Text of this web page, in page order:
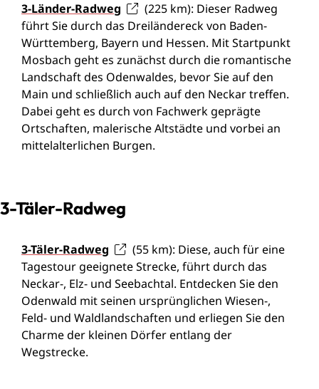
3-Länder-Radweg
(225 km): Dieser Radweg
führt Sie durch das Dreiländereck von Baden-
Württemberg, Bayern und Hessen. Mit Startpunkt
Mosbach geht es zunächst durch die romantische
Landschaft des Odenwaldes, bevor Sie auf den
Main und schließlich auch auf den Neckar treffen.
Dabei geht es durch von Fachwerk geprägte
Ortschaften, malerische Altstädte und vorbei an
mittelalterlichen Burgen.
3-Täler-Radweg
3-Täler-Radweg
(55 km): Diese, auch für eine
Tagestour geeignete Strecke, führt durch das
Neckar-, Elz- und Seebachtal. Entdecken Sie den
Odenwald mit seinen ursprünglichen Wiesen-,
Feld- und Waldlandschaften und erliegen Sie den
Charme der kleinen Dörfer entlang der
Wegstrecke.